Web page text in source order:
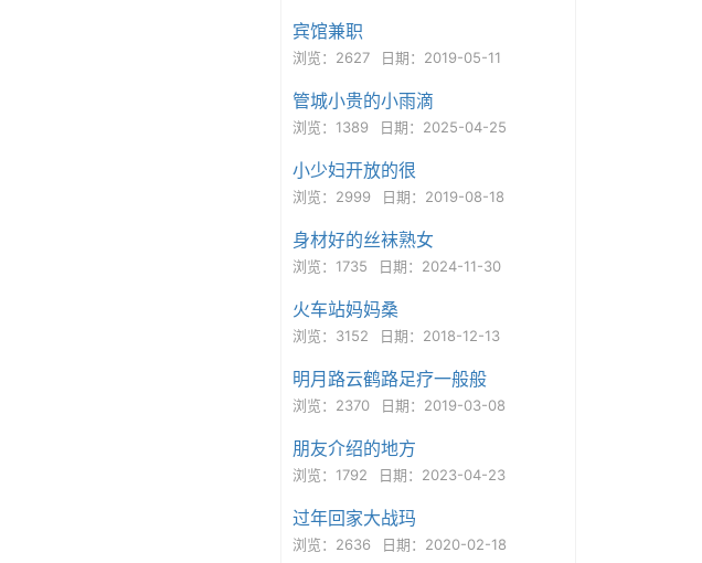
宾馆兼职
浏览：2627 日期：2019-05-11
管城小贵的小雨滴
浏览：1389 日期：2025-04-25
小少妇开放的很
浏览：2999 日期：2019-08-18
身材好的丝袜熟女
浏览：1735 日期：2024-11-30
火车站妈妈桑
浏览：3152 日期：2018-12-13
明月路云鹤路足疗一般般
浏览：2370 日期：2019-03-08
朋友介绍的地方
浏览：1792 日期：2023-04-23
过年回家大战玛
浏览：2636 日期：2020-02-18